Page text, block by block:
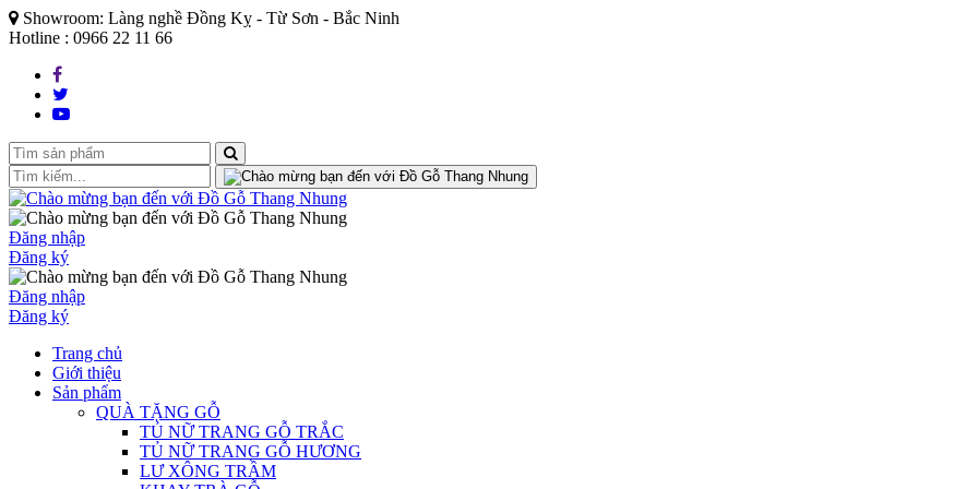
Showroom: Làng nghề Đồng Kỵ - Từ Sơn - Bắc Ninh
Hotline : 0966 22 11 66
Đăng nhập
Đăng ký
Đăng nhập
Đăng ký
Trang chủ
Giới thiệu
Sản phẩm
QUÀ TẶNG GỖ
TỦ NỮ TRANG GỖ TRẮC
TỦ NỮ TRANG GỖ HƯƠNG
LƯ XÔNG TRẦM